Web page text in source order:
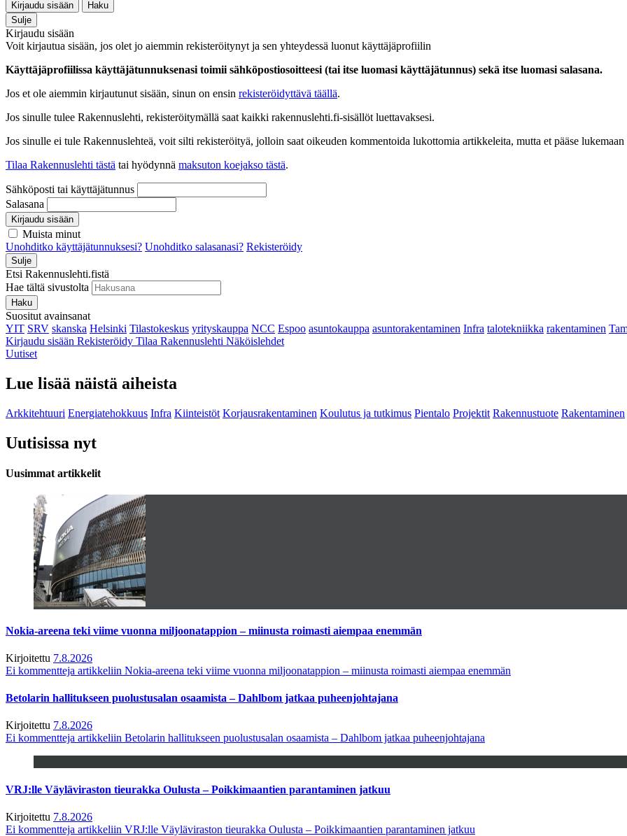
Kirjaudu sisään
Haku
Sulje
Kirjaudu sisään
Voit kirjautua sisään, jos olet jo aiemmin rekisteröitynyt ja sen yhteydessä luonut käyttäjäprofiilin
Käyttäjäprofiilissa käyttäjätunnuksenasi toimii sähköpostiosoitteesi (tai itse luomasi käyttäjätunnus) sekä itse luomasi salasana.
Jos et ole aiemmin kirjautunut sisään, sinun on ensin rekisteröidyttävä täällä.
Jos sinulle tulee Rakennuslehti, rekisteröitymällä saat kaikki rakennuslehti.fi-sisällöt luettavaksesi.
Jos sinulle ei tule Rakennuslehteä, voit silti rekisteröityä, jolloin saat oikeuden kommentoida lukottomia artikkeleita, mutta et pääse
Tilaa Rakennuslehti tästä tai hyödynnä maksuton koejakso tästä.
Sähköposti tai käyttäjätunnus
Salasana
Kirjaudu sisään
Muista minut
Unohditko käyttäjätunnuksesi? Unohditko salasanasi? Rekisteröidy
Sulje
Etsi Rakennuslehti.fistä
Hae tältä sivustolta
Haku
Suositut avainsanat
YIT SRV skanska Helsinki Tilastokeskus yrityskauppa NCC Espoo asuntokauppa asuntorakentaminen Infra talotekniikka rakentaminen
Kirjaudu sisään Rekisteröidy Tilaa Rakennuslehti Näköislehdet
Uutiset
Lue lisää näistä aiheista
Arkkitehtuuri Energiatehokkuus Infra Kiinteistöt Korjausrakentaminen Koulutus ja tutkimus Pientalo Projektit Rakennustuote Rakentaminen
Uutisissa nyt
Uusimmat artikkelit
Nokia-areena teki viime vuonna miljoonatappion – miinusta roimasti aiempaa enemmän
Kirjoitettu 7.8.2026
Ei kommentteja artikkeliin Nokia-areena teki viime vuonna miljoonatappion – miinusta roimasti aiempaa enemmän
Betolarin hallitukseen puolustusalan osaamista – Dahlbom jatkaa puheenjohtajana
Kirjoitettu 7.8.2026
Ei kommentteja artikkeliin Betolarin hallitukseen puolustusalan osaamista – Dahlbom jatkaa puheenjohtajana
VRJ:lle Väyläviraston tieurakka Oulusta – Poikkimaantien parantaminen jatkuu
Kirjoitettu 7.8.2026
Ei kommentteja artikkeliin VRJ:lle Väyläviraston tieurakka Oulusta – Poikkimaantien parantaminen jatkuu